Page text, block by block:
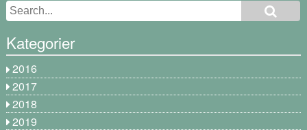
Kategorier
2016
2017
2018
2019